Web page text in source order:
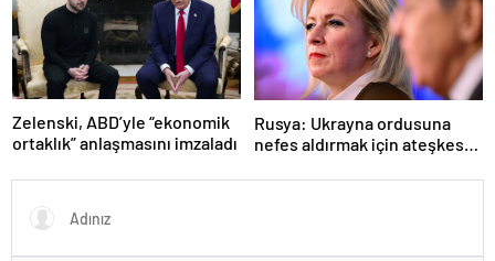
Zelenski, ABD’yle “ekonomik
ortaklık” anlaşmasını imzaladı
Rusya: Ukrayna ordusuna
nefes aldırmak için ateşkes